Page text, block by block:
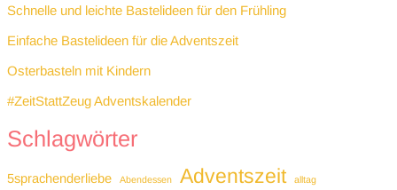
Schnelle und leichte Bastelideen für den Frühling
Einfache Bastelideen für die Adventszeit
Osterbasteln mit Kindern
#ZeitStattZeug Adventskalender
Schlagwörter
5sprachenderliebe Abendessen Adventszeit alltag